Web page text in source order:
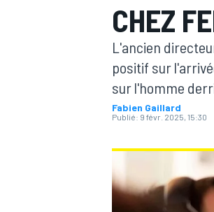
MOTOGP
CHEZ
L'ancien
positif sur
sur l'homme
Fabien Gaillard
Publié: 9 févr. 2025, 15:30